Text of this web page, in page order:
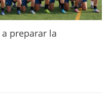
preparar la